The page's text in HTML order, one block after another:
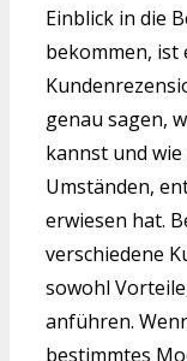
Einblick in die
bekommen, ist
genau sagen,
kannst und
Umständen,
erwiesen hat.
verschiedene
sowohl
anführen.
bestimmtes